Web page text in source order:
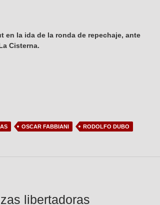
en la ida de la ronda de repechaje, ante
Cisterna.
OSCAR FABBIANI RODOLFO DUBO
libertadoras